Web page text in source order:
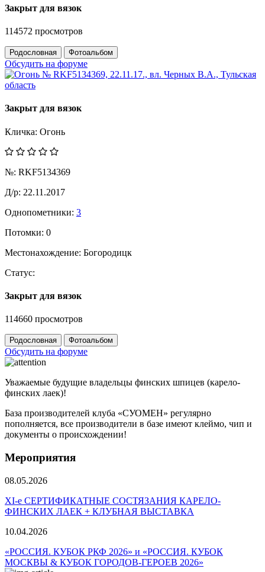
Закрыт для вязок
114572 просмотров
Родословная Фотоальбом
Обсудить на форуме
Закрыт для вязок
Кличка: Огонь
№: RKF5134369
Д/р: 22.11.2017
Однопометники: 3
Потомки: 0
Местонахождение: Богородицк
Статус:
Закрыт для вязок
114660 просмотров
Родословная Фотоальбом
Обсудить на форуме
Уважаемые будущие владельцы финских шпицев (карело-
финских лаек)!
База производителей клуба «СУОМЕН» регулярно
пополняется, все производители в базе имеют клеймо, чип и
документы о происхождении!
Мероприятия
08.05.2026
ХI-е СЕРТИФИКАТНЫЕ СОСТЯЗАНИЯ КАРЕЛО-
ФИНСКИХ ЛАЕК + КЛУБНАЯ ВЫСТАВКА
10.04.2026
«РОССИЯ. КУБОК РКФ 2026» и «РОССИЯ. КУБОК
МОСКВЫ & КУБОК ГОРОДОВ-ГЕРОЕВ 2026»